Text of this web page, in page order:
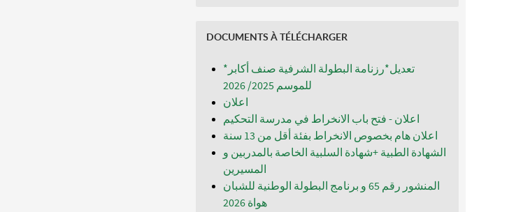
DOCUMENTS À TÉLÉCHARGER
*تعديل*رزنامة البطولة الشرفية صنف أكابر
للموسم 2025/ 2026
اعلان
اعلان - فتح باب الانخراط في مدرسة التحكيم
اعلان هام بخصوص الانخراط بفئة أقل من 13 سنة
الشهادة الطبية +شهادة السلبية الخاصة بالمدربين و
المسيرين
المنشور رقم 65 و برنامج البطولة الوطنية للشبان